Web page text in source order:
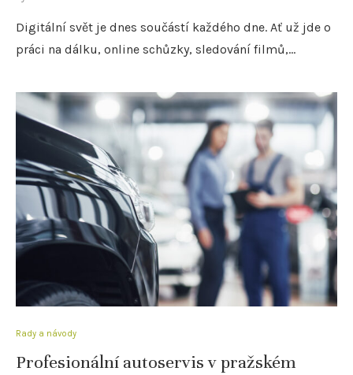
Digitální svět je dnes součástí každého dne. Ať už jde o
práci na dálku, online schůzky, sledování filmů,…
Rady a návody
Profesionální autoservis v pražském